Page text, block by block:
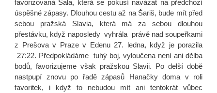
favorizovaná Šala, která se pokusí navázat na předchozí
úspěšné zápasy. Dlouhou cestu až na Šariš, bude mít před
sebou pražská Slavia, která má za sebou dlouhou
přestávku, když naposledy vyhrála právě nad soupeřkami
z Prešova v Praze v Edenu 27. ledna, když je porazila
27:22. Předpokládáme tuhý boj, vyloučena není ani dělba
bodů, favorizujeme však pražskou Slavii. Po delší době
nastpupí znovu po řadě zápasů Hanačky doma v roli
favoritek, i když to nebudou mít ani tentokrát vůbec